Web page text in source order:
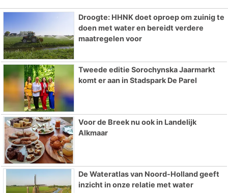
Droogte: HHNK doet oproep om zuinig te
doen met water en bereidt verdere
maatregelen voor
Tweede editie Sorochynska Jaarmarkt
komt er aan in Stadspark De Parel
Voor de Breek nu ook in Landelijk
Alkmaar
De Wateratlas van Noord-Holland geeft
inzicht in onze relatie met water